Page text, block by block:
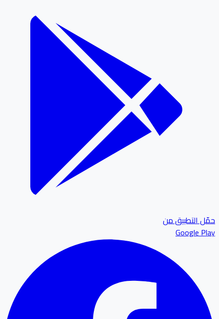
التطبيق من
Google